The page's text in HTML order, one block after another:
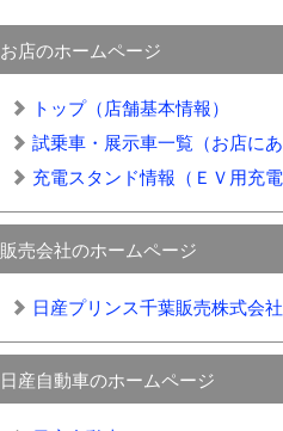
お店のホームページ
トップ（店舗基本情報）
試乗車・展示車一覧（お店にあ
充電スタンド情報（ＥＶ用充電
販売会社のホームページ
日産プリンス千葉販売株式会社
日産自動車のホームページ